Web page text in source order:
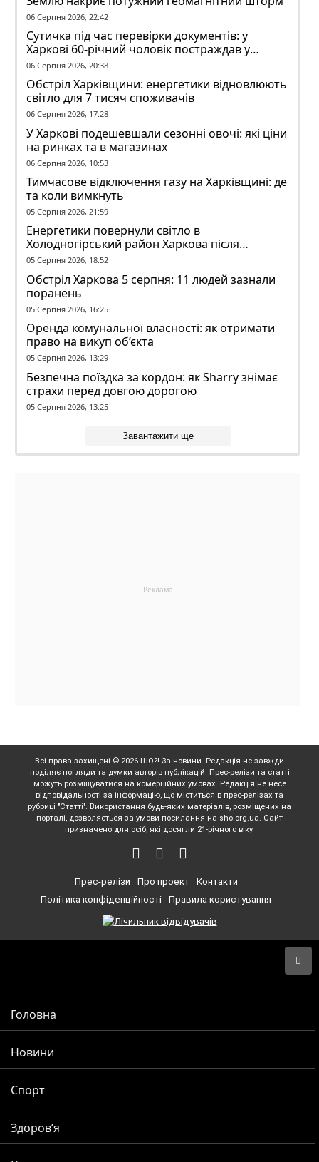
06 Серпня 2026, 22:42
Сутичка під час перевірки документів: у
Харкові 60-річний чоловік постраждав у
конфлікті з ТЦК
06 Серпня 2026, 20:38
Обстріл Харківщини: енергетики відновлюють
світло для 7 тисяч споживачів
06 Серпня 2026, 17:28
У Харкові подешевшали сезонні овочі: які ціни
на ринках та в магазинах
06 Серпня 2026, 10:53
Тимчасове відключення газу на Харківщині: де
та коли вимкнуть
05 Серпня 2026, 21:59
Енергетики повернули світло в
Холодногірський район Харкова після
ворожого обстрілу
05 Серпня 2026, 18:52
Обстріл Харкова 5 серпня: 11 людей зазнали
поранень
05 Серпня 2026, 16:25
Оренда комунальної власності: як отримати
право на викуп об’єкта
05 Серпня 2026, 13:29
Безпечна поїздка за кордон: як Sharry знімає
страхи перед довгою дорогою
05 Серпня 2026, 13:25
Завантажити ще
Всі права захищені © 2026 ШО?! За новини. Редакція не завжди
поділяє погляди та думки авторів публікацій. Прес-релізи та статті
можуть розміщуватися на комерційних умовах. Редакція не несе
відповідальності за інформацію, що міститься в прес-релізах та
рубриці "Статті". Використання будь-яких матеріалів, розміщених на
порталі, дозволяється за умови посилання на sho.org.ua. Сайт
призначено для осіб, які досягли 21-річного віку.
Прес-релізи Про проект
Контакти
Політика конфіденційності
Правила користування
Головна
Новини
Спорт
Здоров’я